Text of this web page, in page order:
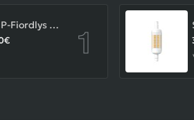
SLAMP-Fiordlys Linear Φωτιστικό Κρεμαστό 90x26x33cm White ΚΩΔ.-FRDSXXLWHT01T00LINEU